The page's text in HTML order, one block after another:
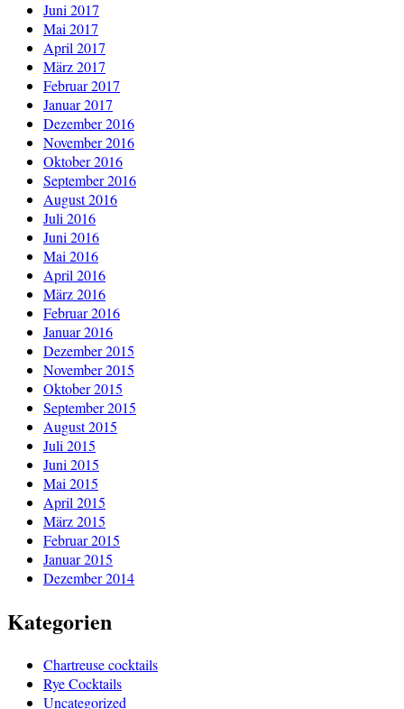
Juni 2017
Mai 2017
April 2017
März 2017
Februar 2017
Januar 2017
Dezember 2016
November 2016
Oktober 2016
September 2016
August 2016
Juli 2016
Juni 2016
Mai 2016
April 2016
März 2016
Februar 2016
Januar 2016
Dezember 2015
November 2015
Oktober 2015
September 2015
August 2015
Juli 2015
Juni 2015
Mai 2015
April 2015
März 2015
Februar 2015
Januar 2015
Dezember 2014
Kategorien
Chartreuse cocktails
Rye Cocktails
Uncategorized